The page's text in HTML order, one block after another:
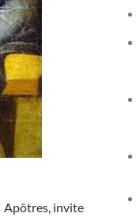
Apôtres, invite